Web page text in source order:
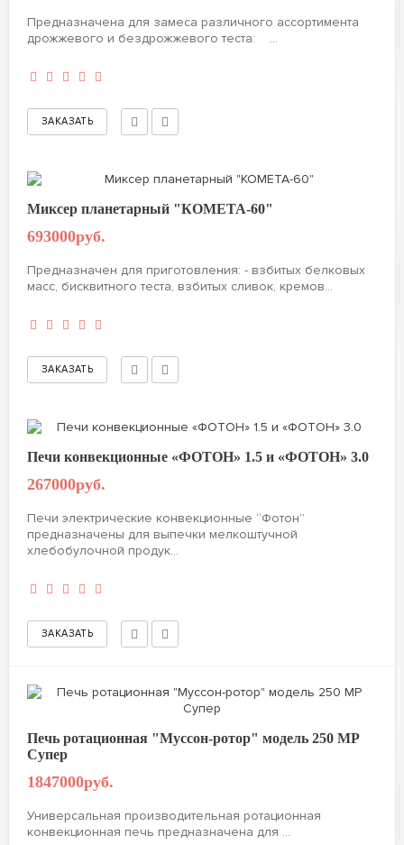
Предназначена для замеса различного ассортимента
дрожжевого и бездрожжевого теста: ...
Миксер планетарный "КОМЕТА-60"
693000руб.
Предназначен для приготовления: - взбитых белковых
масс, бисквитного теста, взбитых сливок, кремов...
Печи конвекционные «ФОТОН» 1.5 и «ФОТОН» 3.0
267000руб.
Печи электрические конвекционные “Фотон”
предназначены для выпечки мелкоштучной
хлебобулочной продук...
Печь ротационная "Муссон-ротор" модель 250 МР
Супер
1847000руб.
Универсальная производительная ротационная
конвекционная печь предназначена для ...